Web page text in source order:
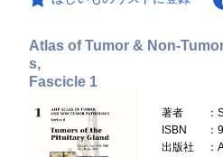
Atlas of Tumor & Non-
s,
Fascicle 1
著者
ISBN
出版社
：